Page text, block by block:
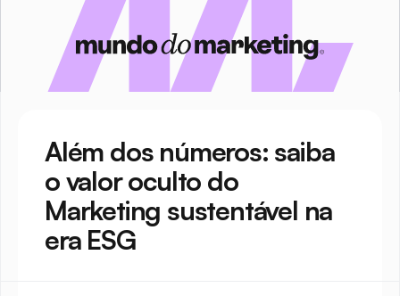
Além dos números: saiba
o valor oculto do
Marketing sustentável na
era ESG